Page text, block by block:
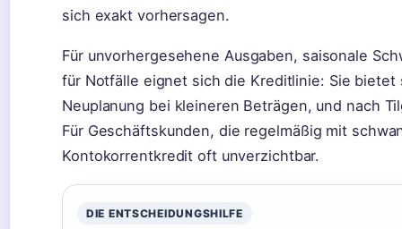
sich exakt vorhersagen.
Für unvorhergesehene Ausgaben, saisonale
für Notfälle eignet sich die Kreditlinie: Sie
Neuplanung bei kleineren Beträgen, und nach
Für Geschäftskunden, die regelmäßig mit
Kontokorrentkredit oft unverzichtbar.
DIE ENTSCHEIDUNGSHILFE